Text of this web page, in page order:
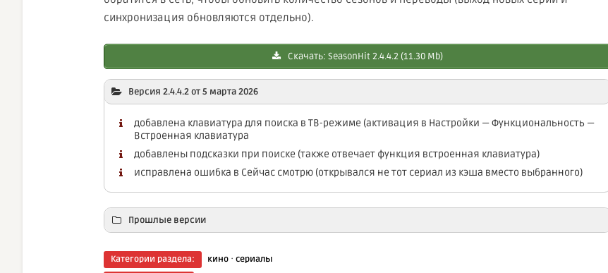
синхронизация обновляются отдельно).
Скачать: SeasonHit 2.4.4.2 (11.30 Mb)
Версия 2.4.4.2 от 5 марта 2026
добавлена клавиатура для поиска в ТВ-режиме (активация в Настройки — Функциональность —
Встроенная клавиатура
добавлены подсказки при поиске (также отвечает функция встроенная клавиатура)
исправлена ошибка в Сейчас смотрю (открывался не тот сериал из кэша вместо выбранного)
Прошлые версии
Категории раздела: кино · сериалы